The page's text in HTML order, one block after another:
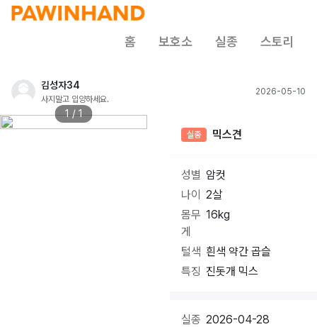
홈 보호소 실종 스토리
김성자34
사지말고 입양하세요.
2026-05-10
1 / 1
실종 믹스견
성별 암컷
나이
2살
몸무
게
16kg
털색 흰색 약간 곱슬
특징 진돗개 믹스
실종 2026-04-28